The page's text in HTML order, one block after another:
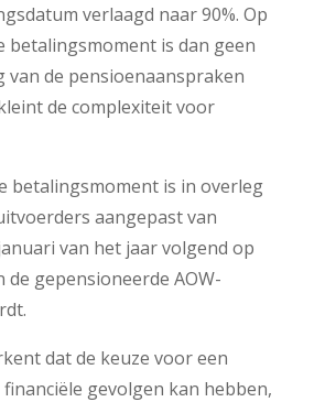
verlaagd naar 90%. Op
betalingsmoment is dan geen
van de pensioenaanspraken
de complexiteit voor
betalingsmoment is in overleg
aangepast van
van het jaar volgend op
de gepensioneerde AOW-
dat de keuze voor een
gevolgen kan hebben,